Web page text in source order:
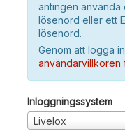
antingen använda
lösenord eller ett
lösenord.
Genom att logga
användarvillkoren
Inloggningssystem
Livelox